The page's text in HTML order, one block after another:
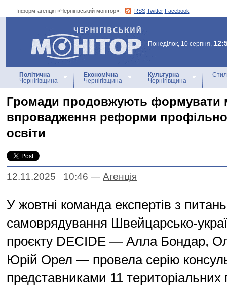
Інформ-агенція «Чернігівський монітор»: RSS Twitter Facebook
Інформ-агенція
«Чернігівський монітор»
Понеділок, 10 серпня,
Політична
Чернігівщина
Економічна
Чернігівщина
Культурна
Чернігівщина
Громади продовжують формувати
впровадження реформи
освіти
12.11.2025 10:46 — Агенцiя
У жовтні команда експертів з
самоврядування Швейцарсько-
проєкту DECIDE — Алла Бондар,
Юрій Орел — провела серію
представниками 11 територіальних